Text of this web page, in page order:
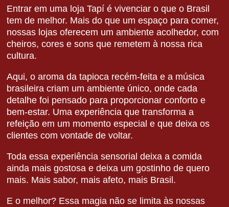
Entrar em uma loja Tapí é vivenciar o que o Brasil
tem de melhor. Mais do que um espaço para comer,
nossas lojas oferecem um ambiente acolhedor, com
cheiros, cores e sons que remetem à nossa rica
cultura.
Aqui, o aroma da tapioca recém-feita e a música
brasileira criam um ambiente único, onde cada
detalhe foi pensado para proporcionar conforto e
bem-estar. Uma experiência que transforma a
refeição em um momento especial e que deixa os
clientes com vontade de voltar.
Toda essa experiência sensorial deixa a comida
ainda mais gostosa e deixa um gostinho de quero
mais. Mais sabor, mais afeto, mais Brasil.
E o melhor? Essa magia não se limita às nossas